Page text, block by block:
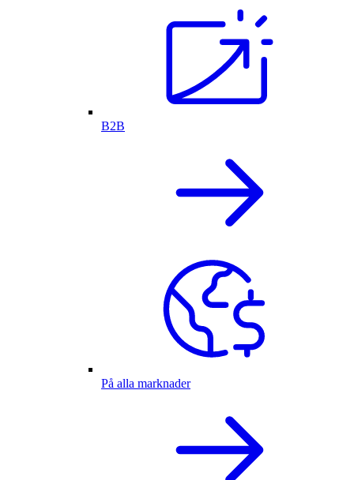
B2B
På alla marknader